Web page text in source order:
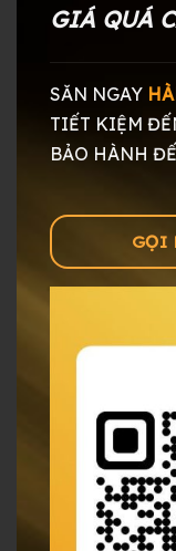
GIÁ QUÁ
SĂN NGAY
TIẾT KIỆM
BẢO HÀNH
GỌI